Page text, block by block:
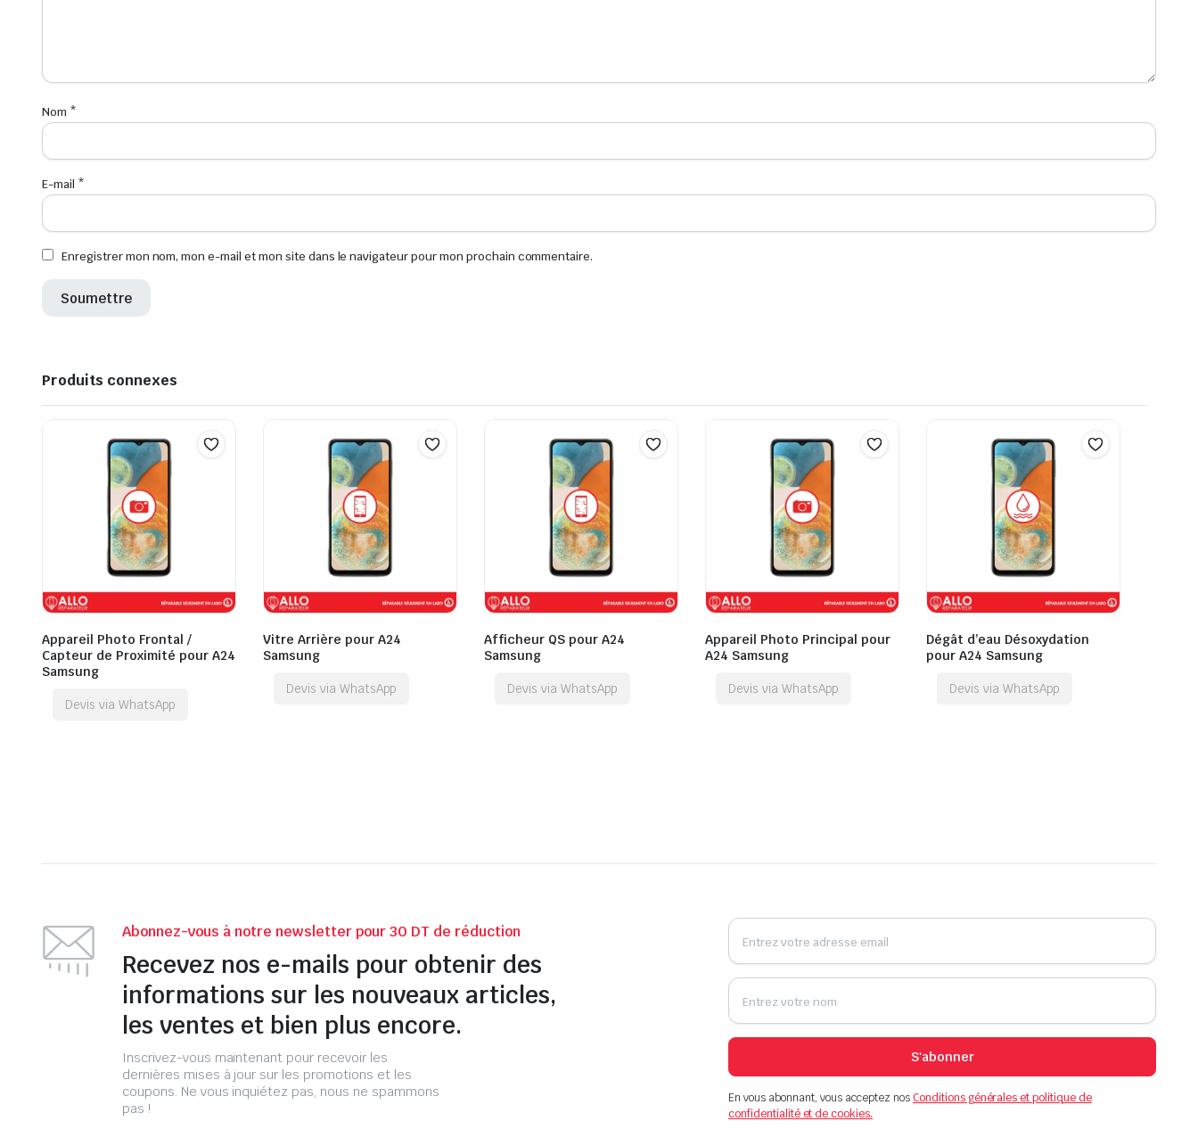
Nom *
E-mail *
Enregistrer mon nom, mon e-mail et mon site dans le navigateur pour mon prochain commentaire.
Produits connexes
Appareil Photo Frontal /
Capteur de Proximité pour A24
Samsung
Devis via WhatsApp
Vitre Arrière pour A24
Samsung
Devis via WhatsApp
Afficheur QS pour A24
Samsung
Devis via WhatsApp
Appareil Photo Principal pour
A24 Samsung
Devis via WhatsApp
Dégât d’eau Désoxydation
pour A24 Samsung
Devis via WhatsApp
Abonnez-vous à notre newsletter pour 30 DT de réduction
Recevez nos e-mails pour obtenir des
informations sur les nouveaux articles,
les ventes et bien plus encore.
Inscrivez-vous maintenant pour recevoir les
dernières mises à jour sur les promotions et les
coupons. Ne vous inquiétez pas, nous ne spammons
pas !
S'abonner
En vous abonnant, vous acceptez nosConditions générales et politique de
confidentialité et de cookies.